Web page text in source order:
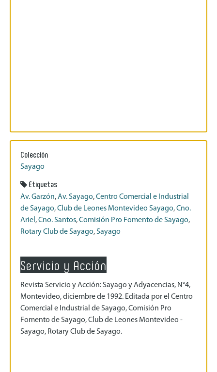
Colección
Sayago
Etiquetas
Av. Garzón,Av. Sayago,Centro Comercial e Industrial
de Sayago,Club de Leones Montevideo Sayago,Cno.
Ariel ,Cno. Santos,Comisión Pro Fomento de Sayago,
Rotary Club de Sayago,Sayago
Servicio y Acción
Revista Servicio y Acción: Sayago y Adyacencias, N°4,
Montevideo, diciembre de 1992. Editada por el Centro
Comercial e Industrial de Sayago, Comisión Pro
Fomento de Sayago, Club de Leones Montevideo -
Sayago, Rotary Club de Sayago.